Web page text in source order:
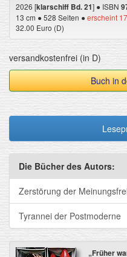
2026 [klarschiff Bd. 21] ● ISBN
13 cm ● 528 Seiten ●erscheint
32.00 Euro (D)
versandkostenfrei (in D)
Buch in
Die Bücher des Autors:
Zerstörung der
Tyrannei der Postmoderne
„Früher